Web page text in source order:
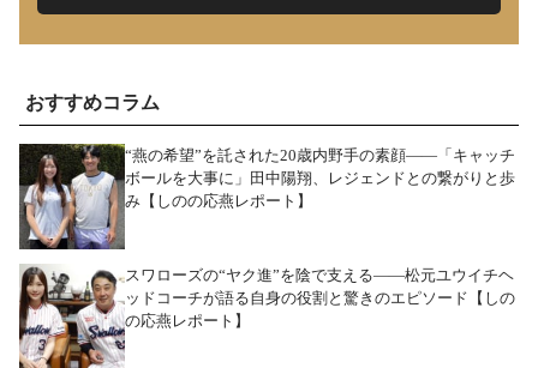
おすすめコラム
“燕の希望”を託された20歳内野手の素顔――「キャッチ
ボールを大事に」田中陽翔、レジェンドとの繋がりと歩
み【しのの応燕レポート】
スワローズの“ヤク進”を陰で支える――松元ユウイチヘ
ッドコーチが語る自身の役割と驚きのエピソード【しの
の応燕レポート】